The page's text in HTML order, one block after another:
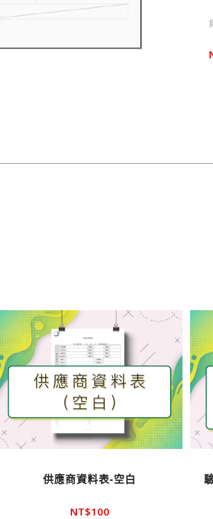
供應商資料表-空白
NT$100